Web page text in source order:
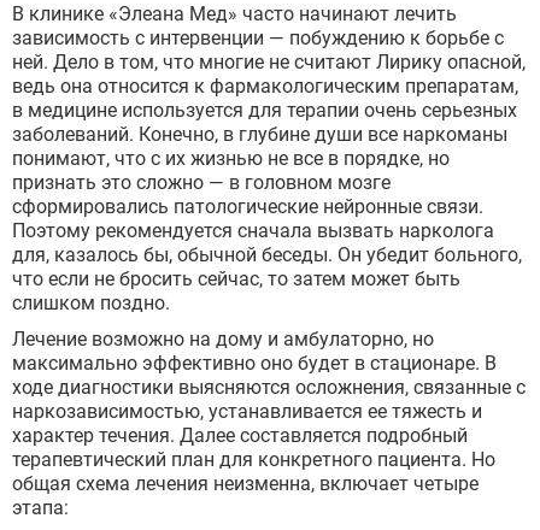
В клинике «Элеана Мед» часто начинают лечить
зависимость с интервенции — побуждению к борьбе с
ней. Дело в том, что многие не считают Лирику опасной,
ведь она относится к фармакологическим препаратам,
в медицине используется для терапии очень серьезных
заболеваний. Конечно, в глубине души все наркоманы
понимают, что с их жизнью не все в порядке, но
признать это сложно — в головном мозге
сформировались патологические нейронные связи.
Поэтому рекомендуется сначала вызвать нарколога
для, казалось бы, обычной беседы. Он убедит больного,
что если не бросить сейчас, то затем может быть
слишком поздно.
Лечение возможно на дому и амбулаторно, но
максимально эффективно оно будет в стационаре. В
ходе диагностики выясняются осложнения, связанные с
наркозависимостью, устанавливается ее тяжесть и
характер течения. Далее составляется подробный
терапевтический план для конкретного пациента. Но
общая схема лечения неизменна, включает четыре
этапа: